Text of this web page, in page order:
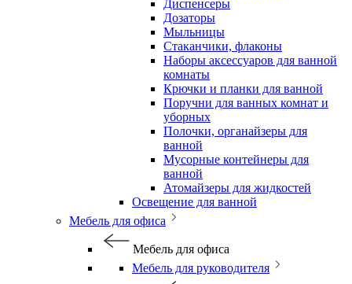
Диспенсеры
Дозаторы
Мыльницы
Стаканчики, флаконы
Наборы аксессуаров для ванной
комнаты
Крючки и планки для ванной
Поручни для ванных комнат и
уборных
Полочки, органайзеры для
ванной
Мусорные контейнеры для
ванной
Атомайзеры для жидкостей
Освещение для ванной
Мебель для офиса
Мебель для офиса
Мебель для руководителя